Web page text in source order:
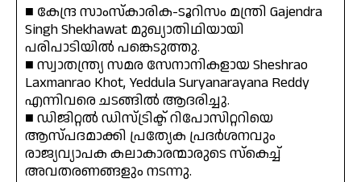
■ കേന്ദ്ര സാംസ്കാരിക-ടൂറിസം മന്ത്രി Gajendra
Singh Shekhawat മുഖ്യാതിഥിയായി
പരിപാടിയിൽ പങ്കെടുത്തു.
■ സ്വാതന്ത്ര്യ സമര സേനാനികളായ Sheshrao
Laxmanrao Khot, Yeddula Suryanarayana Reddy
എന്നിവരെ ചടങ്ങിൽ ആദരിച്ചു.
■ ഡിജിറ്റൽ ഡിസ്ട്രിക്ട് റിപോസിറ്ററിയെ
ആസ്പദമാക്കി പ്രത്യേക പ്രദർശനവും
രാജ്യവ്യാപക കലാകാരന്മാരുടെ സ്കെച്ച്
അവതരണങ്ങളും നടന്നു.